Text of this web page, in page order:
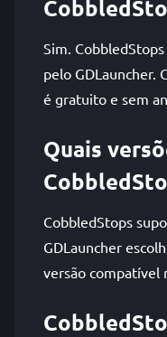
Sim.
pelo GDLauncher.
é gratuito e sem
Quais
CobbledStops
GDLauncher
versão compatível